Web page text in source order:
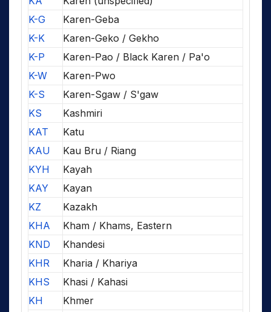
K-G
Karen-Geba
K-K
Karen-Geko / Gekho
K-P
Karen-Pao / Black Karen / Pa'o
K-W
Karen-Pwo
K-S
Karen-Sgaw / S'gaw
KS
Kashmiri
KAT
Katu
KAU
Kau Bru / Riang
KYH
Kayah
KAY
Kayan
KZ
Kazakh
KHA
Kham / Khams, Eastern
KND
Khandesi
KHR
Kharia / Khariya
KHS
Khasi / Kahasi
KH
Khmer